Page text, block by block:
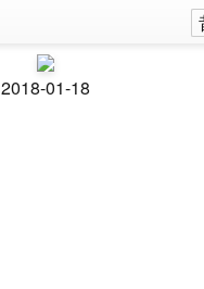
2018-01-18